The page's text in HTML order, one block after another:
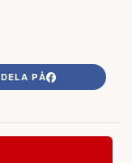
DELA PÅ